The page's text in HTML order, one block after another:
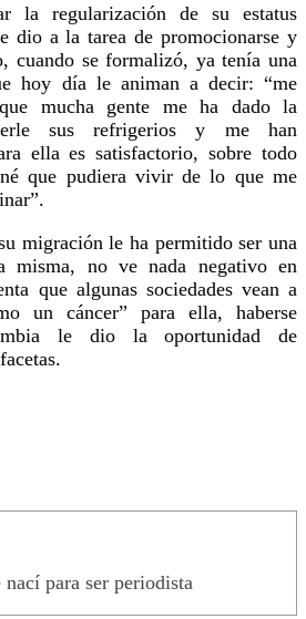
la regularización de su estatus
dio a la tarea de promocionarse y
cuando se formalizó, ya tenía una
hoy día le animan a decir: “me
mucha gente me ha dado la
sus refrigerios y me han
ella es satisfactorio, sobre todo
que pudiera vivir de lo que me
migración le ha permitido ser una
misma, no ve nada negativo en
que algunas sociedades vean a
un cáncer” para ella, haberse
le dio la oportunidad de
nací para ser periodista